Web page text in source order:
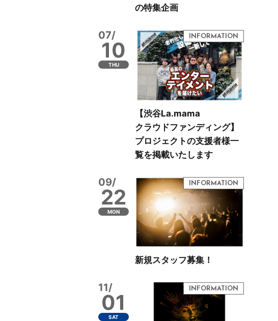
の特集企画
07/
10
THU
【渋谷La.mama
クラウドファンディング】
プロジェクトの支援者様一
覧を掲載いたします
09/
22
MON
新規スタッフ募集！
11/
01
SAT